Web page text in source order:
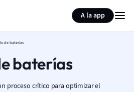
A la app
de baterías
baterías
proceso crítico para optimizar el
Resumir página